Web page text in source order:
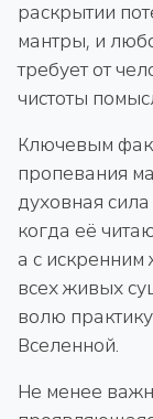
раскрытии
мантры, и
требует от
чистоты
Ключевым
пропевания
духовная
когда её
а с
всех живых
волю
Вселенной.
Не менее